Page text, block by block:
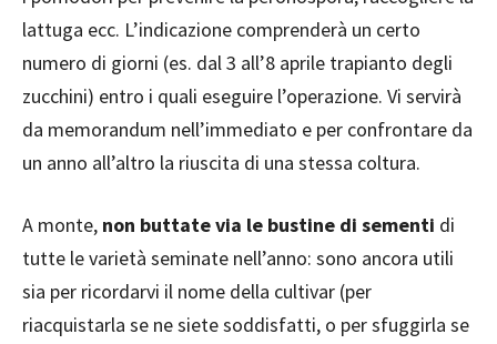
lattuga ecc. L’indicazione comprenderà un certo
numero di giorni (es. dal 3 all’8 aprile trapianto degli
zucchini) entro i quali eseguire l’operazione. Vi servirà
da memorandum nell’immediato e per confrontare da
un anno all’altro la riuscita di una stessa coltura.
A monte, non buttate via le bustine di sementi di
tutte le varietà seminate nell’anno: sono ancora utili
sia per ricordarvi il nome della cultivar (per
riacquistarla se ne siete soddisfatti, o per sfuggirla se